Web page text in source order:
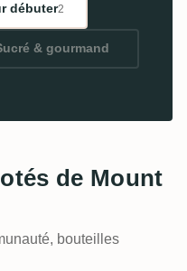
débuter2
& gourmand
de Mount
bouteilles